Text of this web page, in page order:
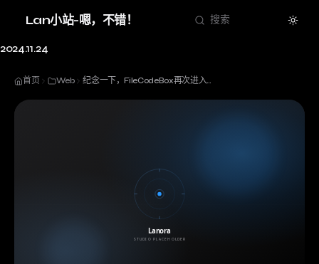
Lan小站-嗯，不错！ 搜索
Theme
2024.11.24
首页 Web 纪念一下，FileCodeBox再次进入Github日榜